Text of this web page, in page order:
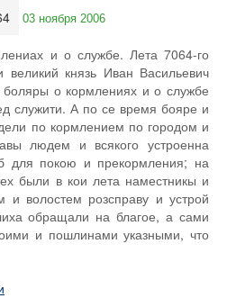
03 ноября 2006
и о службе. Лета 7064-го
князь Иван Васильевич
о кормлениях и о службе
служити. А по се время бояре и
по кормлением по городом и
людем и всякого устроенна
для покою и прекормления; на
были в кои лета наместникы и
и волостем розсправу и устрой
обращали на благое, а сами
и пошлинами указными, что